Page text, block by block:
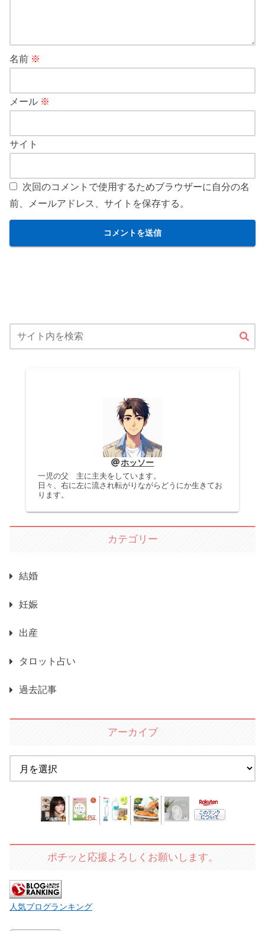
名前 ※
メール ※
サイト
次回のコメントで使用するためブラウザーに自分の名
前、メールアドレス、サイトを保存する。
ホッソー
一児の父 主に主夫をしています。
日々、右に左に流され転がりながらどうにか生きてお
ります。
カテゴリー
結婚
妊娠
出産
タロット占い
過去記事
アーカイブ
ポチッと応援よろしくお願いします。
人気ブログランキング